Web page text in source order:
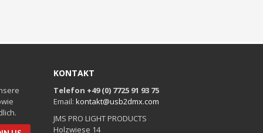
KONTAKT
Telefon +49 (0) 7725 91 93 75
Email: kontakt@usb2dmx.com
JMS PRO LIGHT PRODUCTS
Holzwiese 14